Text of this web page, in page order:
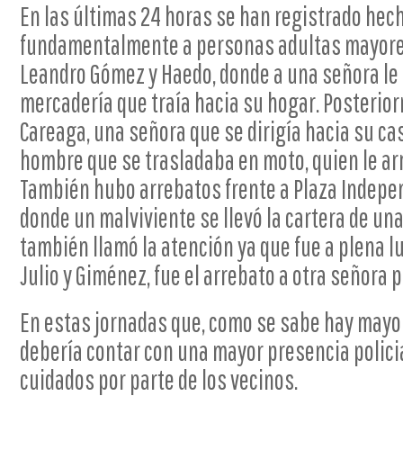
En las últimas 24 horas se han registrado
fundamentalmente a personas adultas
Leandro Gómez y Haedo, donde a una señora
mercadería que traía hacia su hogar.
Careaga, una señora que se dirigía hacia su
hombre que se trasladaba en moto, quien le
También hubo arrebatos frente a Plaza
donde un malviviente se llevó la cartera de
también llamó la atención ya que fue a plena
Julio y Giménez, fue el arrebato a otra señora
En estas jornadas que, como se sabe hay
debería contar con una mayor presencia
cuidados por parte de los vecinos.